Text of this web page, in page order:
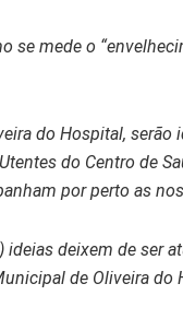
se mede o
do Hospital, serão
do Centro de
por perto as
deixem de ser
de Oliveira